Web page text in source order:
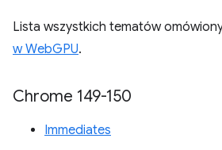
Lista wszystkich tematów
w WebGPU.
Chrome 149-150
Immediates